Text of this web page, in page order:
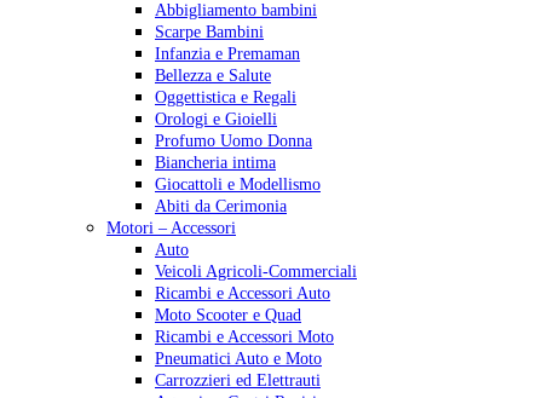
Abbigliamento bambini
Scarpe Bambini
Infanzia e Premaman
Bellezza e Salute
Oggettistica e Regali
Orologi e Gioielli
Profumo Uomo Donna
Biancheria intima
Giocattoli e Modellismo
Abiti da Cerimonia
Motori – Accessori
Auto
Veicoli Agricoli-Commerciali
Ricambi e Accessori Auto
Moto Scooter e Quad
Ricambi e Accessori Moto
Pneumatici Auto e Moto
Carrozzieri ed Elettrauti